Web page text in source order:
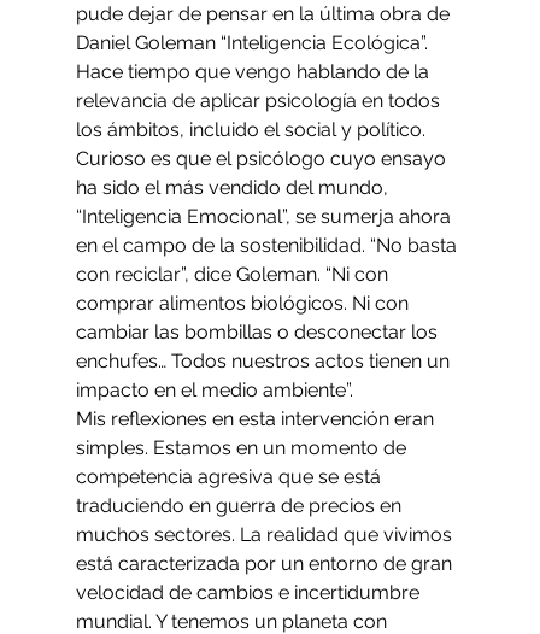
pude dejar de pensar en la última obra de
Daniel Goleman “Inteligencia Ecológica”.
Hace tiempo que vengo hablando de la
relevancia de aplicar psicología en todos
los ámbitos, incluido el social y político.
Curioso es que el psicólogo cuyo ensayo
ha sido el más vendido del mundo,
“Inteligencia Emocional”, se sumerja ahora
en el campo de la sostenibilidad. “No basta
con reciclar”, dice Goleman. “Ni con
comprar alimentos biológicos. Ni con
cambiar las bombillas o desconectar los
enchufes… Todos nuestros actos tienen un
impacto en el medio ambiente”.
Mis reflexiones en esta intervención eran
simples. Estamos en un momento de
competencia agresiva que se está
traduciendo en guerra de precios en
muchos sectores. La realidad que vivimos
está caracterizada por un entorno de gran
velocidad de cambios e incertidumbre
mundial. Y tenemos un planeta con